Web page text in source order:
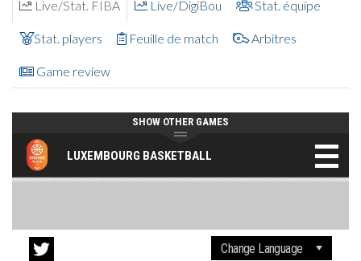
Live/Stat. FIBA Live/DigiBou Stat. équipe
Stat. players Feuille de match Arbitres
Game review